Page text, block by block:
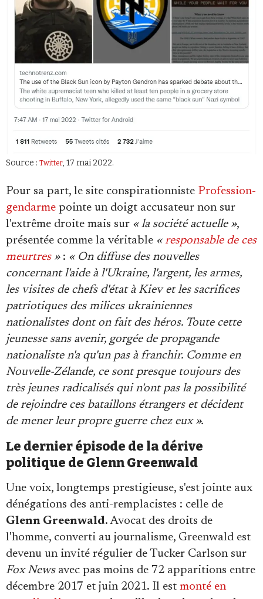
Source : Twitter, 17 mai 2022.
Pour sa part, le site conspirationniste Profession-
gendarme pointe un doigt accusateur non sur
l'extrême droite mais sur « la société actuelle »,
présentée comme la véritable « responsable de ces
meurtres»: « On diffuse des nouvelles
concernant l'aide à l'Ukraine, l'argent, les armes,
les visites de chefs d'état à Kiev et les sacrifices
patriotiques des milices ukrainiennes
nationalistes dont on fait des héros. Toute cette
jeunesse sans avenir, gorgée de propagande
nationaliste n'a qu'un pas à franchir. Comme en
Nouvelle-Zélande, ce sont presque toujours des
très jeunes radicalisés qui n'ont pas la possibilité
de rejoindre ces bataillons étrangers et décident
de mener leur propre guerre chez eux ».
Le dernier épisode de la dérive
politique de Glenn Greenwald
Une voix, longtemps prestigieuse, s'est jointe aux
dénégations des anti-remplacistes : celle de
Glenn Greenwald. Avocat des droits de
l'homme, converti au journalisme, Greenwald est
devenu un invité régulier de Tucker Carlson sur
Fox Newsavec pas moins de 72 apparitions entre
décembre 2017 et juin 2021. Il est monté en